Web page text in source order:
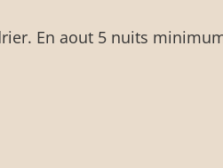
En aout 5 nuits